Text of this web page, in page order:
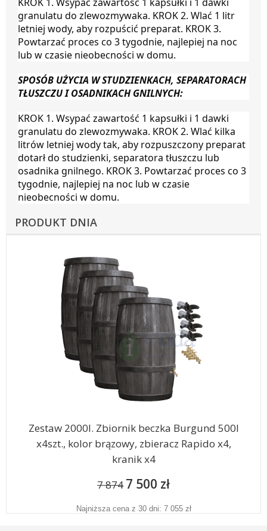
KROK 1. Wsypać zawartość 1 kapsułki i 1 dawki
granulatu do zlewozmywaka. KROK 2. Wlać 1 litr
letniej wody, aby rozpuścić preparat. KROK 3.
Powtarzać proces co 3 tygodnie, najlepiej na noc
lub w czasie nieobecności w domu.
SPOSÓB UŻYCIA W STUDZIENKACH, SEPARATORACH
TŁUSZCZU I OSADNIKACH GNILNYCH:
KROK 1. Wsypać zawartość 1 kapsułki i 1 dawki
granulatu do zlewozmywaka. KROK 2. Wlać kilka
litrów letniej wody tak, aby rozpuszczony preparat
dotarł do studzienki, separatora tłuszczu lub
osadnika gnilnego. KROK 3. Powtarzać proces co 3
tygodnie, najlepiej na noc lub w czasie
nieobecności w domu.
PRODUKT DNIA
Zestaw 2000l. Zbiornik beczka Burgund 500l
x4szt., kolor brązowy, zbieracz Rapido x4,
kranik x4
7 874 7 500 zł
Najniższa cena z 30 dni: 7 055 zł